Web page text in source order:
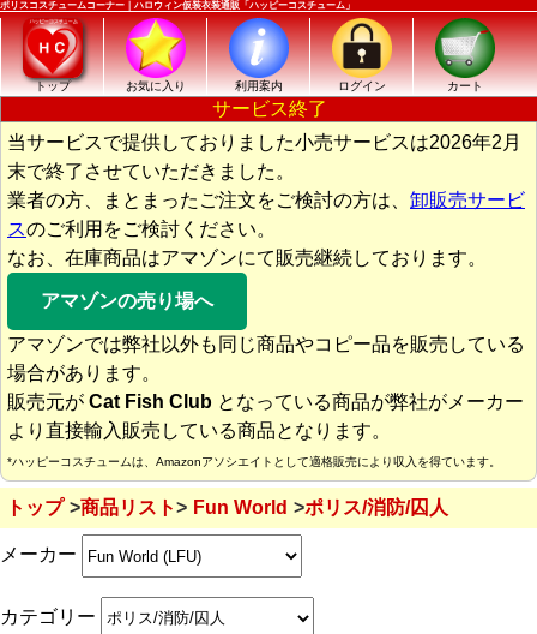
ポリスコスチュームコーナー｜ハロウィン仮装衣装通販「ハッピーコスチューム」
トップ お気に入り 利用案内 ログイン カート
サービス終了
当サービスで提供しておりました小売サービスは2026年2月
末で終了させていただきました。
業者の方、まとまったご注文をご検討の方は、 卸販売サービ
スのご利用をご検討ください。
なお、在庫商品はアマゾンにて販売継続しております。
アマゾンの売り場へ
アマゾンでは弊社以外も同じ商品やコピー品を販売している
場合があります。
販売元が Cat Fish Club となっている商品が弊社がメーカー
より直接輸入販売している商品となります。
*ハッピーコスチュームは、Amazonアソシエイトとして適格販売により収入を得ています。
トップ 商品リスト Fun World ポリス/消防/囚人
メーカー
カテゴリー